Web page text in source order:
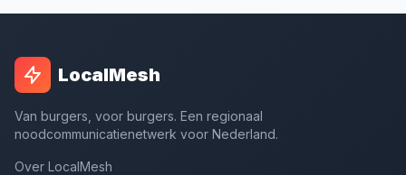
LocalMesh
Van burgers, voor burgers. Een regionaal
noodcommunicatienetwerk voor Nederland.
Over LocalMesh